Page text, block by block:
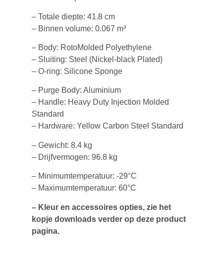
– Totale diepte: 41.8 cm
– Binnen volume: 0.067 m³
– Body: RotoMolded Polyethylene
– Sluiting: Steel (Nickel-black Plated)
– O-ring: Silicone Sponge
– Purge Body: Aluminium
– Handle: Heavy Duty Injection Molded
Standard
– Hardware: Yellow Carbon Steel Standard
– Gewicht: 8.4 kg
– Drijfvermogen: 96.8 kg
– Minimumtemperatuur: -29°C
– Maximumtemperatuur: 60°C
– Kleur en accessoires opties, zie het
kopje downloads verder op deze product
pagina.